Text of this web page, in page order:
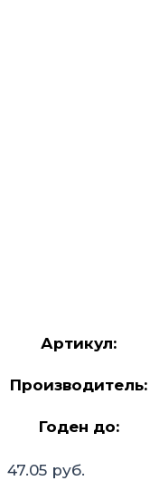
Артикул:
Производитель:
Годен до:
47.05 руб.